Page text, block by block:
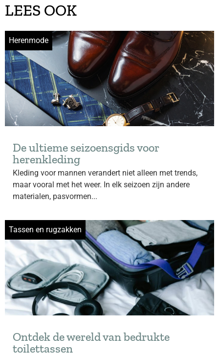
LEES OOK
Herenmode
De ultieme seizoensgids voor
herenkleding
Kleding voor mannen verandert niet alleen met trends,
maar vooral met het weer. In elk seizoen zijn andere
materialen, pasvormen...
Tassen en rugzakken
Ontdek de wereld van bedrukte
toilettassen